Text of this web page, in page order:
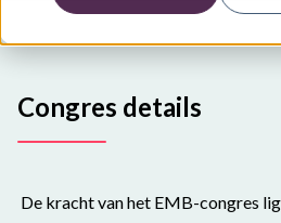
Plan uw congres
Congres details
De kracht van het EMB-congres